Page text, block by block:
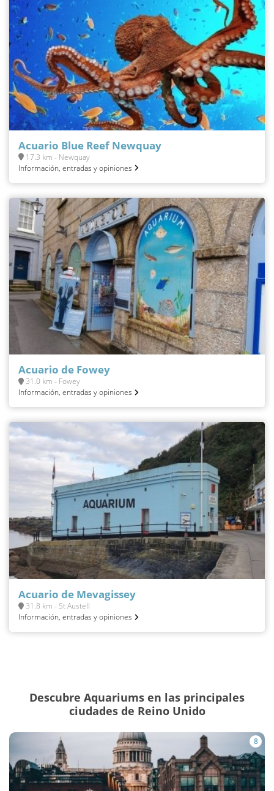
Acuario Blue Reef Newquay
17.3 km - Newquay
Información, entradas y opiniones
Acuario de Fowey
31.0 km - Fowey
Información, entradas y opiniones
Acuario de Mevagissey
31.8 km - St Austell
Información, entradas y opiniones
Descubre Aquariums en las principales
ciudades de Reino Unido
8